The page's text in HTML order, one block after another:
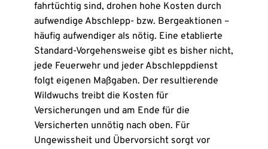
fahrtüchtig sind, drohen hohe Kosten durch
aufwendige Abschlepp- bzw. Bergeaktionen –
häufig aufwendiger als nötig. Eine etablierte
Standard-Vorgehensweise gibt es bisher nicht,
jede Feuerwehr und jeder Abschleppdienst
folgt eigenen Maßgaben. Der resultierende
Wildwuchs treibt die Kosten für
Versicherungen und am Ende für die
Versicherten unnötig nach oben. Für
Ungewissheit und Übervorsicht sorgt vor